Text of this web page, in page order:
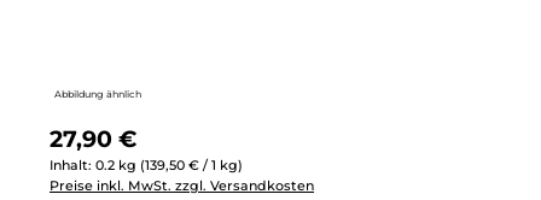
Abbildung ähnlich
Regulärer Preis:
27,90 €
Inhalt: 0.2 kg (139,50 € / 1 kg)
Preise inkl. MwSt. zzgl. Versandkosten